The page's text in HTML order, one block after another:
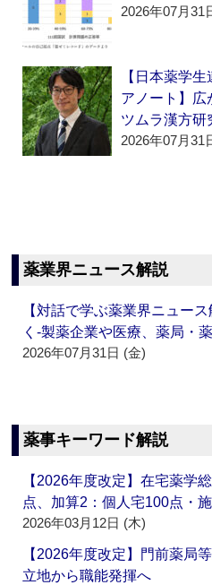
2026年07月31
【日本薬学
アノート】
ツムラ漢方
2026年07月31
薬業界ニュース解説
【対話で学ぶ薬業界ニュー
く‐製薬企業や医療、薬局・
2026年07月31日 (金)
薬事キーワード解説
【2026年度改定】在宅薬学
点、加算2：個人宅100点・
2026年03月12日 (木)
【2026年度改定】門前薬局
立地から職能発揮へ